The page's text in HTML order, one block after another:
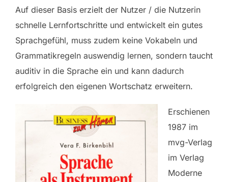
Auf dieser Basis erzielt der Nutzer / die Nutzerin
schnelle Lernfortschritte und entwickelt ein gutes
Sprachgefühl, muss zudem keine Vokabeln und
Grammatikregeln auswendig lernen, sondern taucht
auditiv in die Sprache ein und kann dadurch
erfolgreich den eigenen Wortschatz erweitern.
Erschienen
1987 im
mvg-Verlag
im Verlag
Moderne